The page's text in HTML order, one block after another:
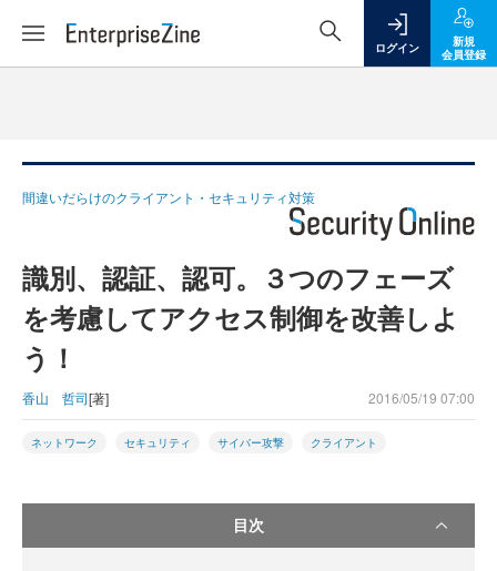
ログイン
新規
会員登録
間違いだらけのクライアント・セキュリティ対策
識別、認証、認可。３つのフェーズ
を考慮してアクセス制御を改善しよ
う！
香山 哲司[著] 2016/05/19 07:00
ネットワーク セキュリティ サイバー攻撃 クライアント
目次